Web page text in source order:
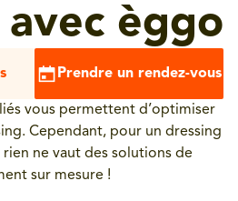
avec èggo
Prendre un rendez-vous
vous permettent d’optimiser
Cependant, pour un dressing
ne vaut des solutions de
sur mesure !